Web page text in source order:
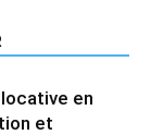
en
et